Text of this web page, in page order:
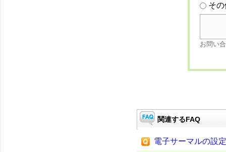
そ
お問い
関連するFAQ
電子サーマルの設定